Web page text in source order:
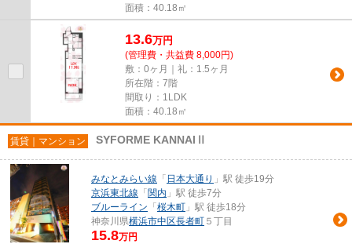
面積：40.18㎡
13.6万円
(管理費・共益費 8,000円)
敷：0ヶ月｜礼：1.5ヶ月
所在階：7階
間取り：1LDK
面積：40.18㎡
賃貸｜マンション SYFORME KANNAIⅡ
みなとみらい線 「 日本大通り 」駅 徒歩19分
京浜東北線 「 関内 」駅 徒歩7分
ブルーライン 「 桜木町 」駅 徒歩18分
神奈川県横浜市中区長者町 ５丁目
15.8万円